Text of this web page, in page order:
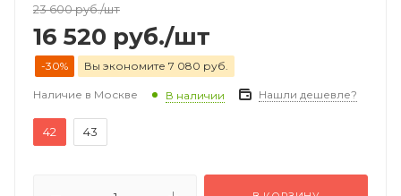
23 600руб./шт
16 520 руб./шт
-30% Вы экономите 7 080 руб.
Наличие в Москве В наличии Нашли дешевле?
42 43